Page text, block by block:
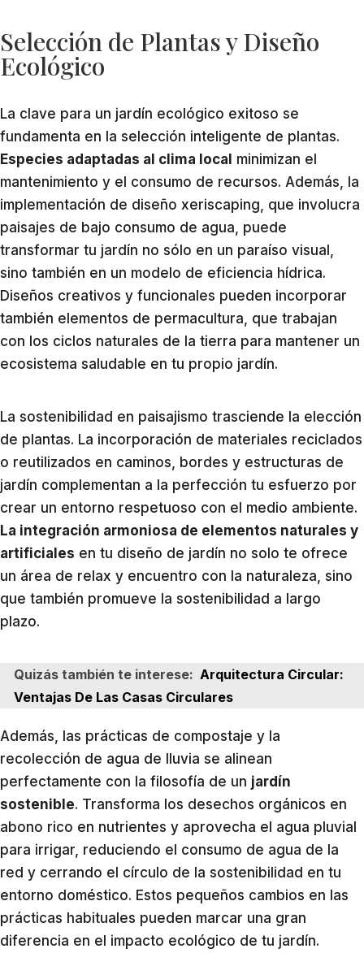
Selección de Plantas y Diseño
Ecológico
La clave para un jardín ecológico exitoso se
fundamenta en la selección inteligente de plantas.
Especies adaptadas al clima local minimizan el
mantenimiento y el consumo de recursos. Además, la
implementación de diseño xeriscaping, que involucra
paisajes de bajo consumo de agua, puede
transformar tu jardín no sólo en un paraíso visual,
sino también en un modelo de eficiencia hídrica.
Diseños creativos y funcionales pueden incorporar
también elementos de permacultura, que trabajan
con los ciclos naturales de la tierra para mantener un
ecosistema saludable en tu propio jardín.
La sostenibilidad en paisajismo trasciende la elección
de plantas. La incorporación de materiales reciclados
o reutilizados en caminos, bordes y estructuras de
jardín complementan a la perfección tu esfuerzo por
crear un entorno respetuoso con el medio ambiente.
La integración armoniosa de elementos naturales y
artificiales en tu diseño de jardín no solo te ofrece
un área de relax y encuentro con la naturaleza, sino
que también promueve la sostenibilidad a largo
plazo.
Quizás también te interese: Arquitectura Circular:
Ventajas De Las Casas Circulares
Además, las prácticas de compostaje y la
recolección de agua de lluvia se alinean
perfectamente con la filosofía de un jardín
sostenible. Transforma los desechos orgánicos en
abono rico en nutrientes y aprovecha el agua pluvial
para irrigar, reduciendo el consumo de agua de la
red y cerrando el círculo de la sostenibilidad en tu
entorno doméstico. Estos pequeños cambios en las
prácticas habituales pueden marcar una gran
diferencia en el impacto ecológico de tu jardín.